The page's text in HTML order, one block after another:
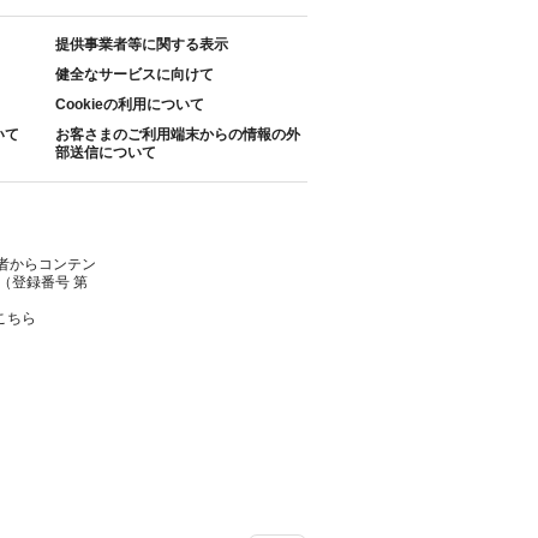
提供事業者等に関する表示
健全なサービスに向けて
Cookieの利用について
て
お客さまのご利用端末からの情報の外
部送信について
からコンテン
登録番号 第
ちら